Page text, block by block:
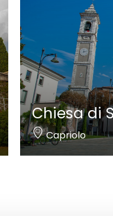
Chiesa di
Capriolo